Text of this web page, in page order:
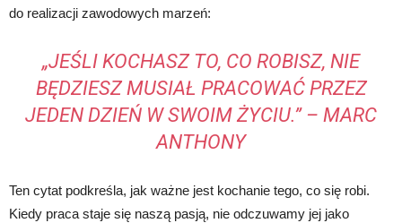
do realizacji zawodowych marzeń:
„JEŚLI KOCHASZ TO, CO ROBISZ, NIE
BĘDZIESZ MUSIAŁ PRACOWAĆ PRZEZ
JEDEN DZIEŃ W SWOIM ŻYCIU.” – MARC
ANTHONY
Ten cytat podkreśla, jak ważne jest kochanie tego, co się robi.
Kiedy praca staje się naszą pasją, nie odczuwamy jej jako